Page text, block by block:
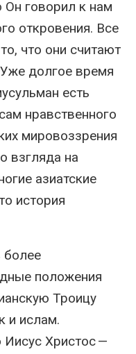
Он говорил к нам
откровения. Все
что они считают
долгое время
есть
нравственного
мировоззрения
взгляда на
азиатские
история
более
положения
Троицу
и ислам.
Христос —